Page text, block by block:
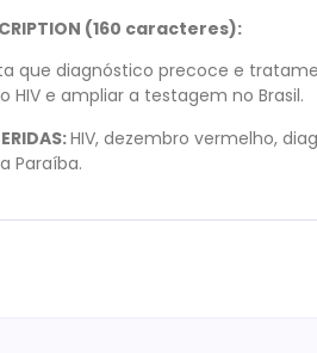
(160 caracteres):
que diagnóstico precoce e
HIV e ampliar a testagem no Brasil.
HIV, dezembro vermelho,
Paraíba.